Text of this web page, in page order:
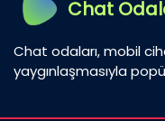
Chat
Chat odaları, mobil
yaygınlaşmasıyla